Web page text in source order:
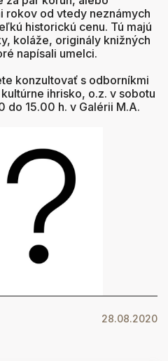
rokov od vtedy neznámych
historickú cenu. Tú majú
koláže, originály knižných
napísali umelci.
konzultovať s odborníkmi
ihrisko, o.z. v sobotu
do 15.00 h. v Galérii M.A.
28.08.2020